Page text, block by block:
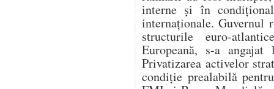
interne și în
internaționale. Guvernul
structurile euro-
Europeană, s-a
Privatizarea activelor
condiție prealabilă